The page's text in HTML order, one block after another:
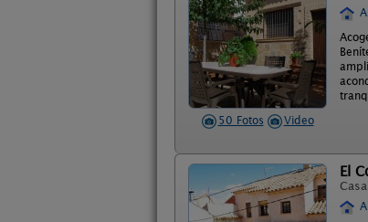
50 Fotos Video
El